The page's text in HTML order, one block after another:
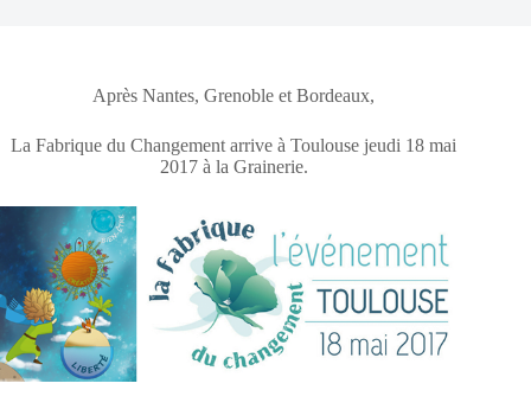
Après Nantes, Grenoble et Bordeaux,
La Fabrique du Changement arrive à Toulouse jeudi 18 mai
2017 à la Grainerie.